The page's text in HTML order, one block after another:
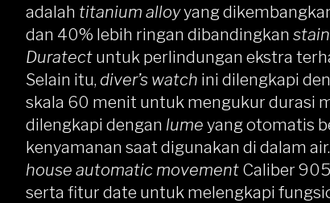
adalah titanium alloyyang
dan 40% lebih ringan dibandingkan
Duratect untuk perlindungan ekstra
Selain itu, diver’s watch ini dilengkapi
skala 60 menit untuk mengukur durasi
dilengkapi dengan lume yang otomatis
kenyamanan saat digunakan di dalam air.
house automatic movement Caliber
serta fitur date untuk melengkapi